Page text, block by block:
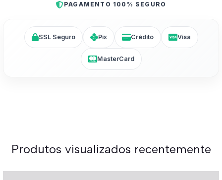
PAGAMENTO 100% SEGURO
SSL Seguro Pix Crédito Visa
MasterCard
Produtos visualizados recentemente